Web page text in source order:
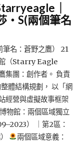
｜
・S(兩個筆名
名：蒼野之鷹） 21
館（Starry Eagle
團：創作者。 負責
體結構規劃， 以「網
經營與虛擬故事框架
物館：兩個區域獨立
） ｜第2區：
兩個區域意義：